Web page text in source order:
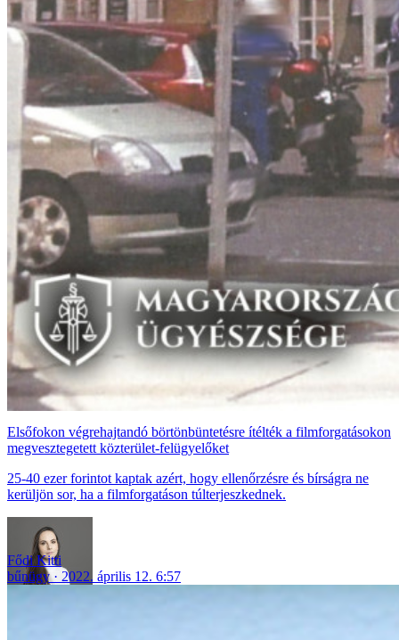
Elsőfokon végrehajtandó börtönbüntetésre ítélték a filmforgatásokon
megvesztegetett közterület-felügyelőket
25-40 ezer forintot kaptak azért, hogy ellenőrzésre és bírságra ne
kerüljön sor, ha a filmforgatáson túlterjeszkednek.
Fődi Kitti
bűnügy
2022. április 12. 6:57